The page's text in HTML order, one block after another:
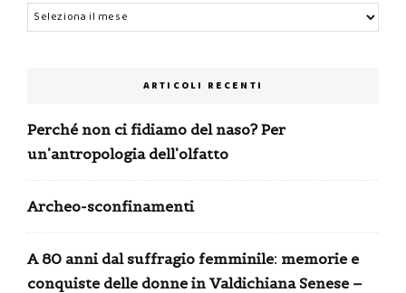
Archivi
ARTICOLI RECENTI
Perché non ci fidiamo del naso? Per
un’antropologia dell’olfatto
Archeo-sconfinamenti
A 80 anni dal suffragio femminile: memorie e
conquiste delle donne in Valdichiana Senese –